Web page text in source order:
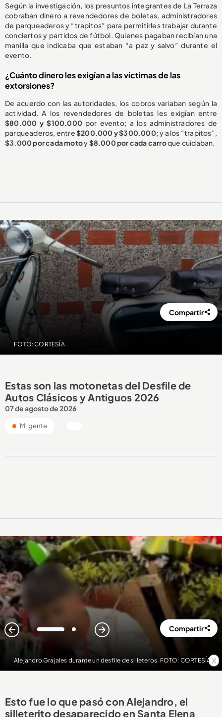
x
Según la investigación, los presuntos integrantes de La Terraza
cobraban dinero a revendedores de boletas, administradores
de parqueaderos y “trapitos” para permitirles trabajar durante
conciertos y partidos de fútbol. Quienes pagaban recibían una
manilla que indicaba que estaban “a paz y salvo” durante el
evento.
¿Cuánto dinero les exigían a las víctimas de las
extorsiones?
De acuerdo con las autoridades, los cobros variaban según la
actividad. A los revendedores de boletas les exigían entre
$80.000 y $100.000 por evento; a los administradores de
parqueaderos, entre$200.000 y $300.000; y a los “trapitos”,
$3.000 por cada motoy$8.000 por cada carroque cuidaban.
FOTO: CORTESÍA
Compartir
Estas son las motonetas del Desfile de
Autos Clásicos y Antiguos 2026
07 de agosto de 2026
Mi gente
Alejandro Grajales durante un desfile de silleteros. FOTO: CORTESÍA
1 2 Compartir
Esto fue lo que pasó con Alejandro, el
silleterito desaparecido en Santa Elena